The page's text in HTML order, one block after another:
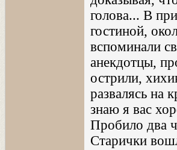
голова... В
гостиной,
вспоминали
анекдотцы,
острили,
развалясь на
знаю я вас
Пробило два
Старички